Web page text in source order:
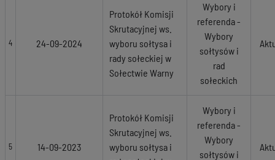
4 24-09-2024
Protokół Komisji
Skrutacyjnej ws.
wyboru sołtysa i
rady sołeckiej w
Sołectwie Warny
Wybory i
referenda -
Wybory
sołtysów i
rad
sołeckich
5 14-09-2023
Protokół Komisji
Skrutacyjnej ws.
wyboru sołtysa i
Wybory i
referenda -
Wybory
sołtysów i